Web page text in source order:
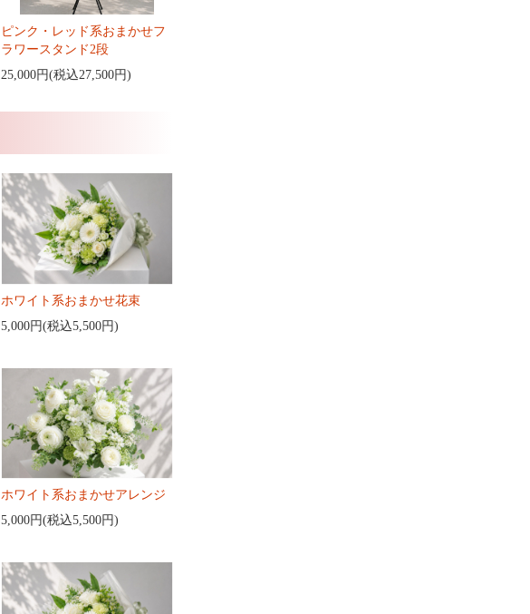
ピンク・レッド系おまかせフ
ラワースタンド2段
25,000円(税込27,500円)
ホワイト系おまかせ花束
5,000円(税込5,500円)
ホワイト系おまかせアレンジ
5,000円(税込5,500円)